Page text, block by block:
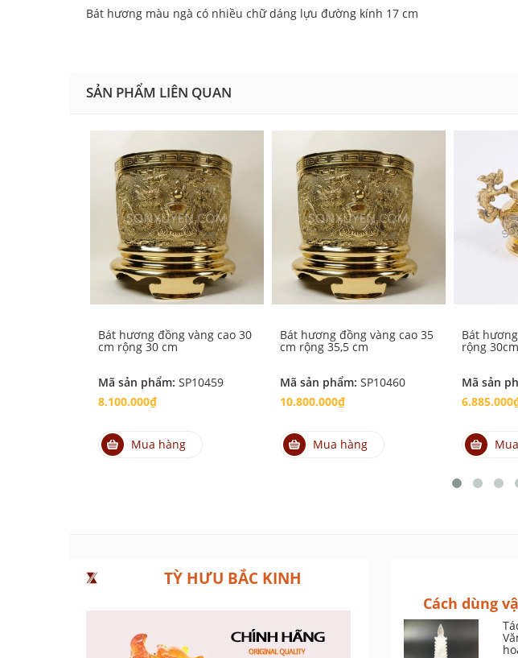
Bát hương màu ngà có nhiều chữ dáng lựu đường kính 17 cm
SẢN PHẨM LIÊN QUAN
Bát hương đồng vàng cao 30
cm rộng 30 cm
Mã sản phẩm: SP10459
8.100.000₫
Mua hàng
Bát hương đồng vàng cao 35
cm rộng 35,5 cm
Mã sản phẩm: SP10460
10.800.000₫
Mua hàng
Bát
rộng
Mã sản
TỲ HƯU BẮC KINH
Cách dùng